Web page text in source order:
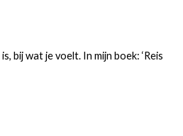
bij wat je voelt. In mijn boek: ‘Reis